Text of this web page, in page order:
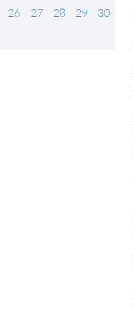
26 27 28 29
30